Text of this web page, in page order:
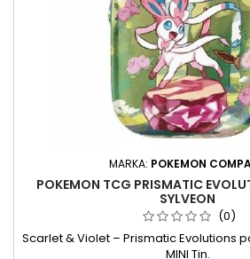
MARKA: POKEMON
POKEMON TCG PRISMATIC
SYLVEON
(0)
Scarlet & Violet – Prismatic Evolutions
MINI Tin.